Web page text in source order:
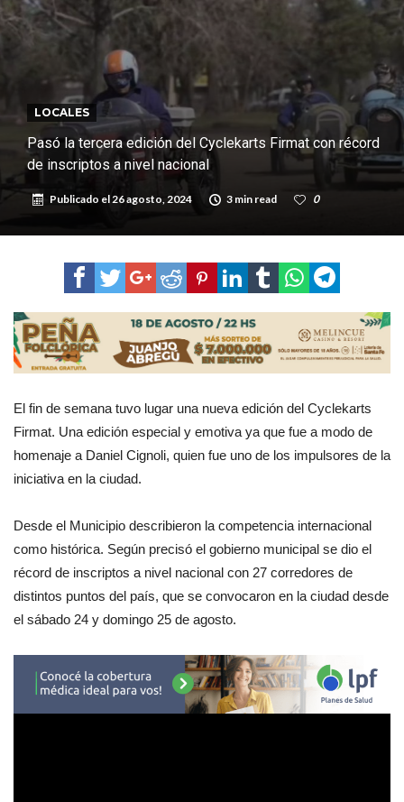
Faltas por presuntas irregularidades
Villada: el viento provocó el desprendimiento del techo del galpón
del ferrocarril
Violento robo en la zona rural de Firmat: maniataron a una pareja de
adultos mayores
LOCALES
Pasó la tercera edición del Cyclekarts Firmat con récord
de inscriptos a nivel nacional
Publicado el 26 agosto, 2024 3 min read 0
El fin de semana tuvo lugar una nueva edición del Cyclekarts
Firmat. Una edición especial y emotiva ya que fue a modo de
homenaje a Daniel Cignoli, quien fue uno de los impulsores de la
iniciativa en la ciudad.
Desde el Municipio describieron la competencia internacional
como histórica. Según precisó el gobierno municipal se dio el
récord de inscriptos a nivel nacional con 27 corredores de
distintos puntos del país, que se convocaron en la ciudad desde
el sábado 24 y domingo 25 de agosto.